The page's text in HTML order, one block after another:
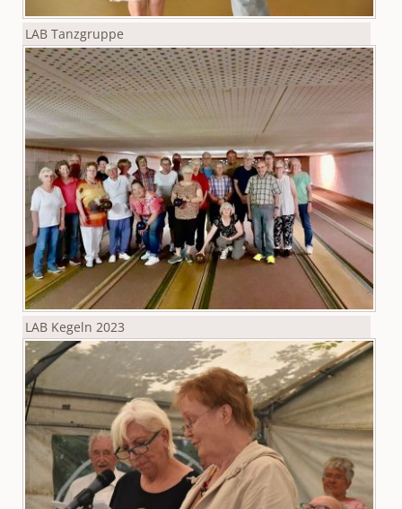
LAB Tanzgruppe
LAB Kegeln 2023